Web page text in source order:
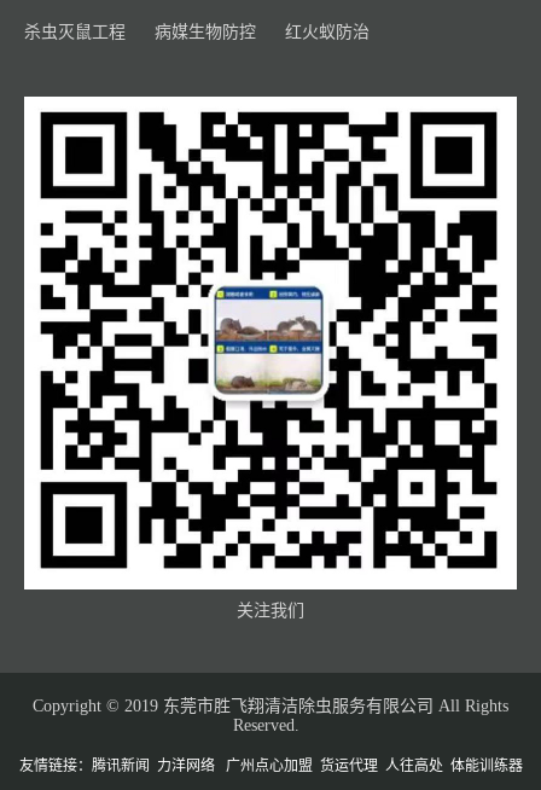
杀虫灭鼠工程 病媒生物防控 红火蚁防治
关注我们
Copyright © 2019 东莞市胜飞翔清洁除虫服务有限公司 All Rights
Reserved.
友情链接： 腾讯新闻 力洋网络 广州点心加盟 货运代理 人往高处 体能训练器